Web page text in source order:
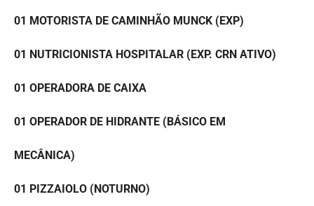
01 MOTORISTA DE CAMINHÃO MUNCK (EXP)
01 NUTRICIONISTA HOSPITALAR (EXP. CRN ATIVO)
01 OPERADORA DE CAIXA
01 OPERADOR DE HIDRANTE (BÁSICO EM
MECÂNICA)
01 PIZZAIOLO (NOTURNO)